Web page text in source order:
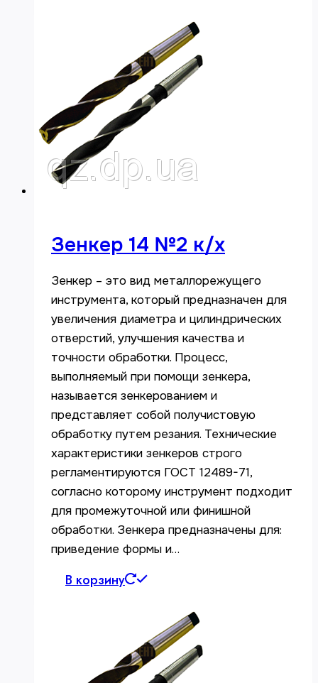
Зенкер 14 №2 к/х
Зенкер – это вид металлорежущего
инструмента, который предназначен для
увеличения диаметра и цилиндрических
отверстий, улучшения качества и
точности обработки. Процесс,
выполняемый при помощи зенкера,
называется зенкерованием и
представляет собой получистовую
обработку путем резания. Технические
характеристики зенкеров строго
регламентируются ГОСТ 12489-71,
согласно которому инструмент подходит
для промежуточной или финишной
обработки. Зенкера предназначены для:
приведение формы и…
В корзину